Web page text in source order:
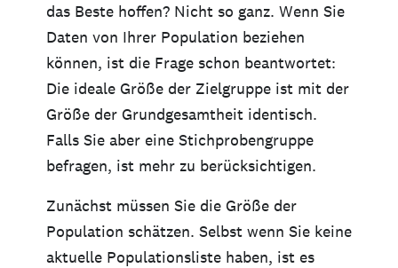
das Beste hoffen? Nicht so ganz. Wenn Sie
Daten von Ihrer Population beziehen
können, ist die Frage schon beantwortet:
Die ideale Größe der Zielgruppe ist mit der
Größe der Grundgesamtheit identisch.
Falls Sie aber eine Stichprobengruppe
befragen, ist mehr zu berücksichtigen.
Zunächst müssen Sie die Größe der
Population schätzen. Selbst wenn Sie keine
aktuelle Populationsliste haben, ist es